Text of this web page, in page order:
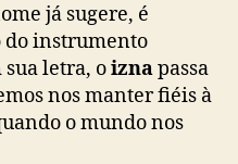
já sugere, é
instrumento
letra, oiznapassa
nos manter fiéis à
o mundo nos